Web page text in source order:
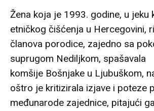
Žena koja je 1993. godine, u jeku
etničkog čišćenja u Hercegovini,
članova porodice, zajedno sa
suprugom Nediljkom, spašavala
komšije Bošnjake u Ljubuškom,
oštro je kritizirala izjave i poteze
međunarode zajednice, pitajući